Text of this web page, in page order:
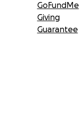
GoFundMe
Giving
Guarantee